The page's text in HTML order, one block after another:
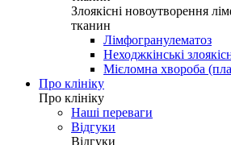
Злоякісні новоутворення
тканин
Лімфогранулематоз
Неходжкінські
Мієломна хвороба
Про клініку
Про клініку
Наші переваги
Відгуки
Відгуки